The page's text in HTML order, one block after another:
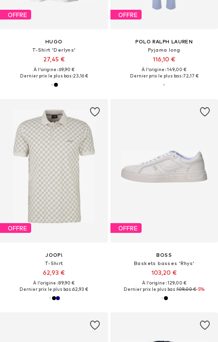
OFFRE
HUGO
T-Shirt 'Derlyns'
27,45 €
À l'origine : 69,90 €
Dernier prix le plus bas :23,16 €
OFFRE
POLO RALPH LAUREN
Pyjama long
116,10 €
À l'origine : 149,00 €
Dernier prix le plus bas :72,17 €
OFFRE
JOOP!
T-Shirt
62,93 €
À l'origine : 89,90 €
Dernier prix le plus bas :62,93 €
OFFRE
BOSS
Baskets basses 'Rhys'
103,20 €
À l'origine : 129,00 €
Dernier prix le plus bas :109,00 €-5%